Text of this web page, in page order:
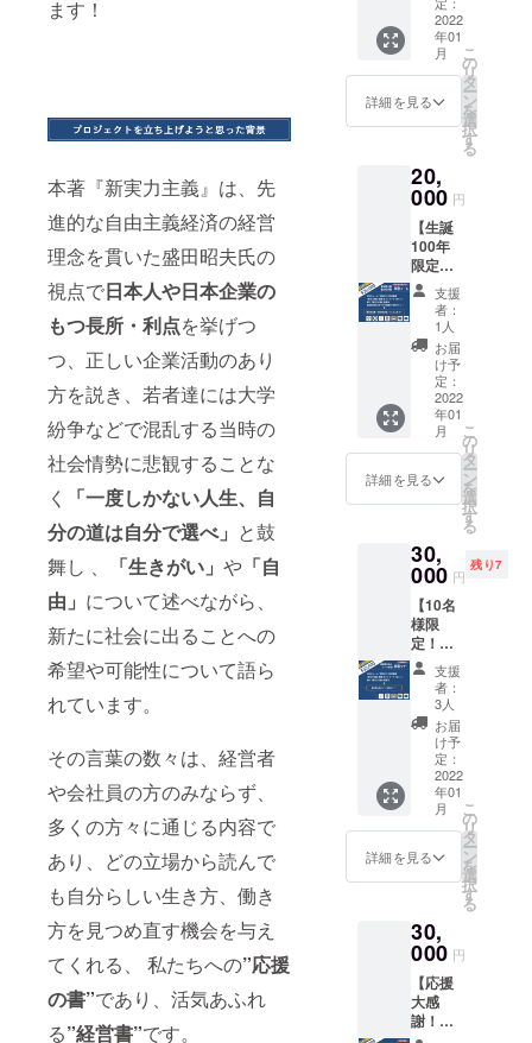
ます！
本著『新実力主義』は、先
進的な自由主義経済の経営
理念を貫いた盛田昭夫氏の
視点で日本人や日本企業の
もつ長所・利点を挙げつ
つ、正しい企業活動のあり
方を説き、 若者達には大学
紛争などで混乱する当時の
社会情勢に悲観することな
く
「一度しかない人生、自
分の道は自分で選べ」 と鼓
舞し 、
「生きがい」 や 「自
由」 について述べながら、
新たに社会に出ることへの
希望や可能性について語ら
れています。
その言葉の数々は、経営者
や会社員の方のみならず、
多くの方々に通じる内容で
あり、どの立場から読んで
も自分らしい生き方、働き
方を見つめ直す機会を与え
てくれる、 私たちへの”応援
の書”であり、活気あふれ
る”経営書”です。
のB6サ
イズ
（128m
m×182
。 ■
盛田昭
『学歴
無用
論』と
今回復
刊する
『新実
力主
義』を
セット
でお届
けしま
す。 補
完し
あって
で、ま
だ読ん
方はこ
の機会
に是非
お読み
くださ
い。
【発送
時期】
本一式
の発送
は2022
年2月上
旬を予
定して
おりま
今回の
ために
クリエ
イター
さんか
らご提
ト5種類
＋盛田
昭夫氏
の写真1
種類の
ポスト
カード
セット
付き。
通常の
ポスト
カード
（100×
148mm
）より
のB6サ
イズ
（128m
mm）
。 [
クリエ
イター ]
芦刈将
／イワ
タニユ
ウスケ
／さか
がわ成
美／榊
原ます
み／鴻
奈緒
する
『新実
巻末
ページ
にてお
名前を
掲載し
ます。
義』復
刊初版
本にお
名前掲
載（希
「謹
呈」と
名前を
記載
■『新実
力主
義』の
中に書
かれた
印象的
な文章
をピッ
クアッ
プし、
今回の
ために
らご提
供いた
だいた
イラス
ト5種類
＋盛田
昭夫氏
の写真1
種類の
ポスト
カード
セット
付き。
通常の
ポスト
（100×
148mm
のB6サ
イズ
（128m
m×182
mm）
。 ■
メール
（1通）
★「新
実力主
義」語
録ポス
セッ
ト）
★『新
実力主
義』復
刊初版
本（1
冊）
★『新
実力主
義』復
刊初版
本にお
名前掲
載（希
望者の
み） ★
引換券
付 特別
ト（2名
様分）
■『新実
力主
義』の
中に書
かれた
印象的
な文章
をピッ
クアッ
プし、
今回の
ために
らご提
供いた
だいた
イラス
ト5種類
＋盛田
2022
年01
月
詳細を見る
こ
の
リ
タ
ー
ン
を
選
択
す
る
20,
000 円
【生誕
100年
限定
品！】
盛田昭
夫塾＋
盛田味
の館 特
別コー
ス ★ お
礼の
メール
（1通）
★ 「新
実力主
トカー
ド（6枚
セッ
ト） ★
『新実
力主
義』復
刊初版
本（1
冊） ★
『新実
力主
義』復
刊初版
本にお
名前掲
載（希
夫塾 お
みやげ
付 特別
チケッ
ト（1名
支援
者：
1人
お届
け予
定：
2022
年01
月
詳細を見る
こ
の
リ
タ
ー
ン
を
選
択
す
る
30,
000 円
残り7
【10名
様限
定！】
盛田昭
夫塾＋
盛田味
の館 特
別（プ
レミア
ム）ツ
アー ★
お礼の
メール
（1通）
★ 「新
録ポス
トカー
ド（6枚
セッ
ト） ★
『新実
支援
者：
3人
お届
け予
定：
2022
年01
月
詳細を見る
こ
の
リ
タ
ー
ン
を
選
択
す
る
30,
000 円
【応援
大感
謝！】